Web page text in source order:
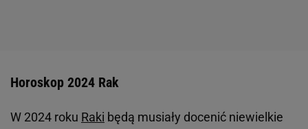
Horoskop 2024 Rak
W 2024 roku Raki będą musiały docenić niewielkie